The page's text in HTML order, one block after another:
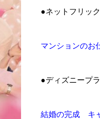
●ネットフリッ
マンションの
●ディズニープ
結婚の完成 キ